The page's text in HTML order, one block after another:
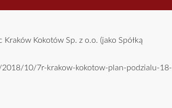
Kokotów Sp. z o.o. (jako Spółką
10/7r-krakow-kokotow-plan-podzialu-18-